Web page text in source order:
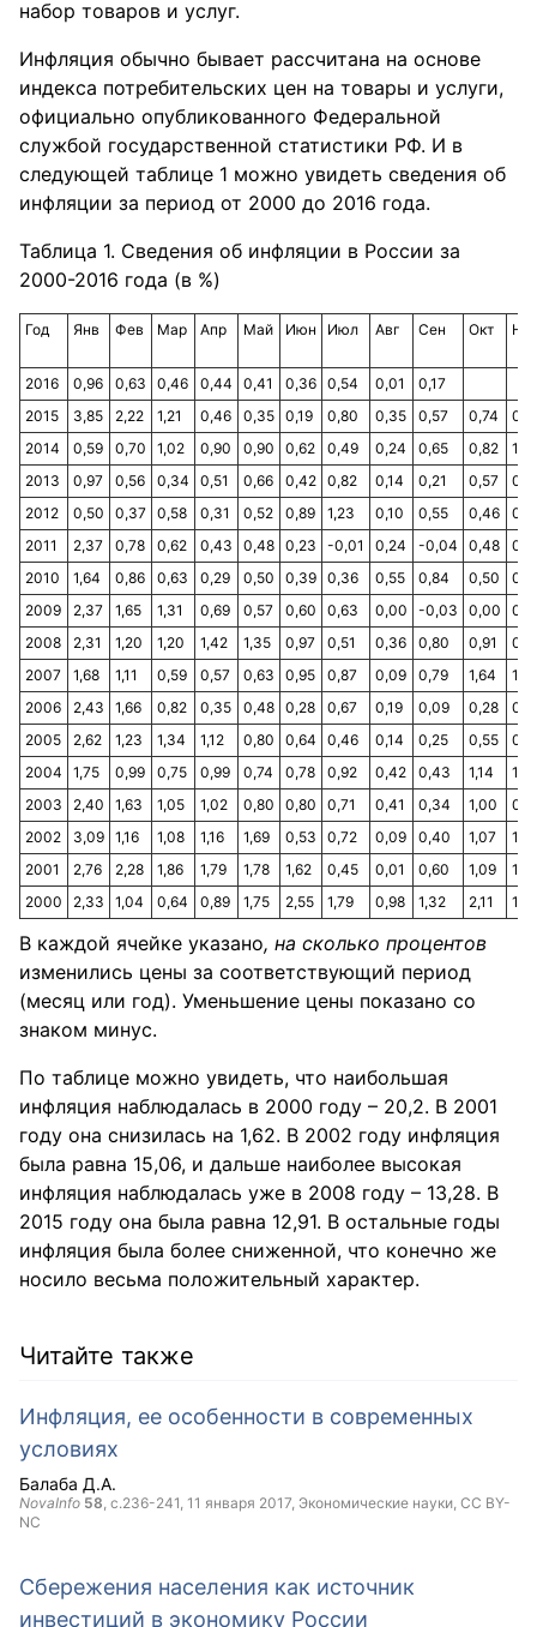
набор товаров и услуг.
Инфляция обычно бывает рассчитана на основе
индекса потребительских цен на товары и услуги,
официально опубликованного Федеральной
службой государственной статистики РФ. И в
следующей таблице 1 можно увидеть сведения об
инфляции за период от 2000 до 2016 года.
Таблица 1. Сведения об инфляции в России за
2000-2016 года (в %)
Год Янв Фев Мар Апр Май Июн Июл Авг Сен Окт
2016 0,96 0,63 0,46 0,44 0,41 0,36 0,54 0,01
0,17
2015
3,85 2,22 1,21 0,46 0,35 0,19 0,80 0,35 0,57 0,74
2014
0,59 0,70 1,02 0,90 0,90 0,62 0,49 0,24 0,65 0,82
1,28
2013
0,97 0,56 0,34 0,51 0,66 0,42 0,82 0,14 0,21 0,57
2012
0,50 0,37 0,58 0,31 0,52 0,89 1,23 0,10 0,55 0,46
2011
2,37 0,78 0,62 0,43 0,48 0,23 -0,01 0,24 -0,04 0,48
2010
1,64 0,86 0,63 0,29 0,50 0,39 0,36 0,55 0,84 0,50
2009
2,37 1,65 1,31 0,69 0,57 0,60 0,63 0,00 -0,03 0,00
2008
2,31 1,20 1,20 1,42 1,35 0,97 0,51 0,36 0,80 0,91
2007
1,68 1,11 0,59 0,57 0,63 0,95 0,87 0,09 0,79 1,64
2006
2,43 1,66 0,82 0,35 0,48 0,28 0,67 0,19 0,09 0,28
2005
2,62 1,23 1,34 1,12 0,80 0,64 0,46 0,14 0,25 0,55
2004
1,75 0,99 0,75 0,99 0,74 0,78 0,92 0,42 0,43 1,14
1,11
2003
2,40 1,63 1,05 1,02 0,80 0,80 0,71 0,41 0,34 1,00
2002
3,09 1,16 1,08 1,16 1,69 0,53 0,72 0,09 0,40 1,07
1,61
2001
2,76 2,28 1,86 1,79 1,78 1,62 0,45 0,01 0,60 1,09
2000
2,33 1,04 0,64 0,89 1,75 2,55 1,79 0,98 1,32 2,11 1,52
В каждой ячейке указано, на сколько процентов
изменились цены за соответствующий период
(месяц или год). Уменьшение цены показано со
знаком минус.
По таблице можно увидеть, что наибольшая
инфляция наблюдалась в 2000 году – 20,2. В 2001
году она снизилась на 1,62. В 2002 году инфляция
была равна 15,06, и дальше наиболее высокая
инфляция наблюдалась уже в 2008 году – 13,28. В
2015 году она была равна 12,91. В остальные годы
инфляция была более сниженной, что конечно же
носило весьма положительный характер.
Читайте также
Инфляция, ее особенности в современных
условиях
Балаба Д.А.
NovaInfo 58, с.236-241, 11 января 2017, Экономические науки, CC BY-
NC
Сбережения населения как источник
инвестиций в экономику России